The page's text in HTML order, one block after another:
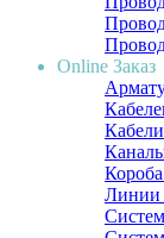
Online Заказ
Линии